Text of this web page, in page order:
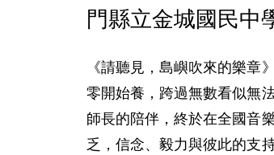
門縣立金城國民中
《請聽見，島嶼吹來的樂
零開始養，跨過無數看似無
師長的陪伴，終於在全國音
乏，信念、毅力與彼此的支